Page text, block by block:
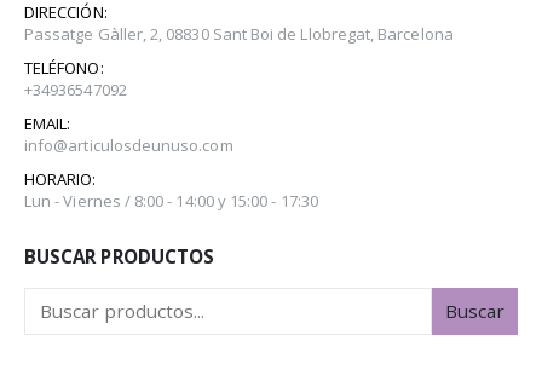
DIRECCIÓN:
Passatge Gàller, 2, 08830 Sant Boi de Llobregat, Barcelona
TELÉFONO:
+34936547092
EMAIL:
info@articulosdeunuso.com
HORARIO:
Lun - Viernes / 8:00 - 14:00 y 15:00 - 17:30
BUSCAR PRODUCTOS
Buscar